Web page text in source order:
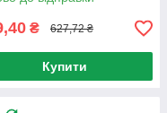
₴ 627,72 ₴
Купити